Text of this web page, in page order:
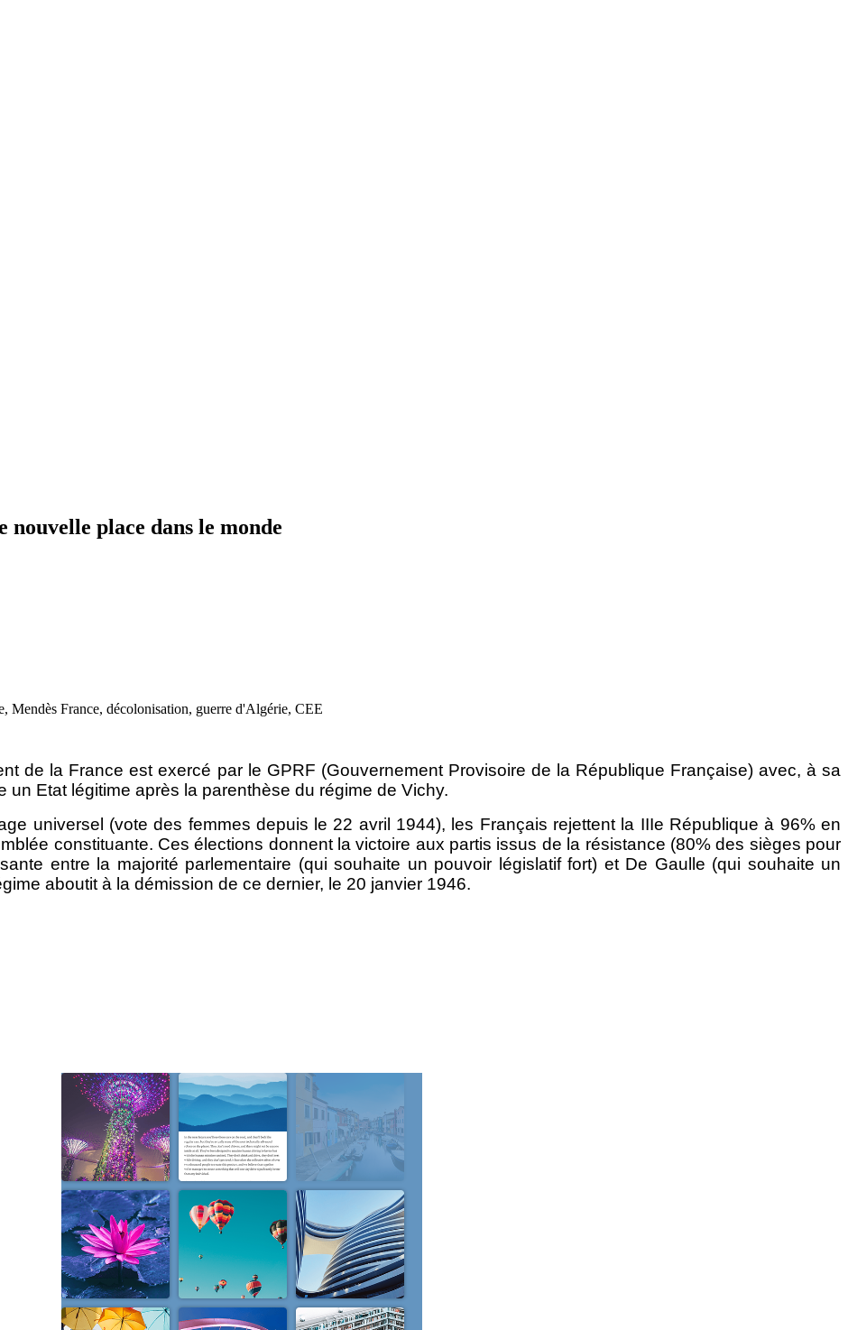
place dans le monde
de la France est exercé par le GPRF (Gouvernement Provisoire de la République Française) avec, à sa
Etat légitime après la parenthèse du régime de Vichy.
universel (vote des femmes depuis le 22 avril 1944), les Français rejettent la IIIe République à 96% en
constituante. Ces élections donnent la victoire aux partis issus de la résistance (80% des sièges pour
entre la majorité parlementaire (qui souhaite un pouvoir législatif fort) et De Gaulle (qui souhaite un
aboutit à la démission de ce dernier, le 20 janvier 1946.